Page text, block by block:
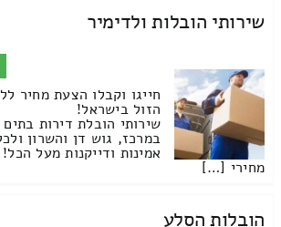
שירותי הובלות ולדימיר
חייגו וקבלו הצעת מחיר
הזול בישראל!
שירותי הובלת דירות
במרכז, גוש דן והשרון
אמינות ודייקנות מעל הכל!
מחירי […]
הובלות הסלע